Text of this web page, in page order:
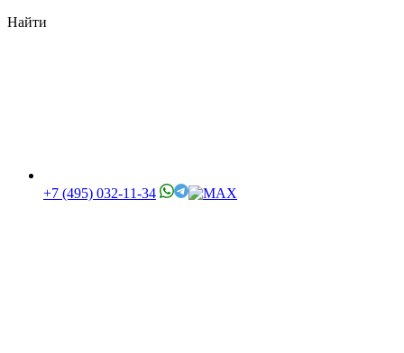
Найти
+7 (495) 032-11-34